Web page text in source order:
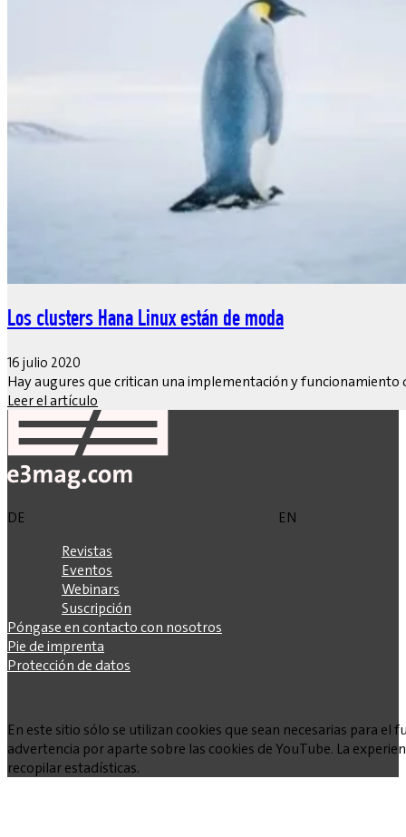
Los clusters Hana Linux están de moda
16 julio 2020
Hay augures que critican una implementación y
Leer el artículo
DE
EN
Revistas
Eventos
Webinars
Suscripción
Póngase en contacto con nosotros
Pie de imprenta
Protección de datos
En este sitio sólo se utilizan cookies que sean necesarias para
advertencia por aparte sobre las cookies de YouTube. La
recopilar estadísticas.